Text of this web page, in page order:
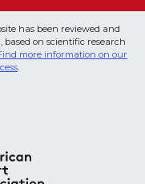
has been reviewed and
based on scientific research
more information on our